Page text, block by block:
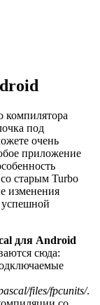
компилятора
под
очень
приложение
старым Turbo
изменения
успешной
для Android
сюда:
files/fpcunits/.